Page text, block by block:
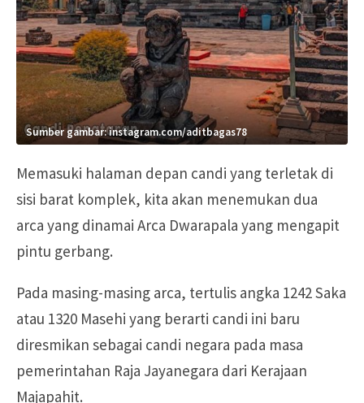
Sumber gambar: instagram.com/aditbagas78
Memasuki halaman depan candi yang terletak di
sisi barat komplek, kita akan menemukan dua
arca yang dinamai Arca Dwarapala yang mengapit
pintu gerbang.
Pada masing-masing arca, tertulis angka 1242 Saka
atau 1320 Masehi yang berarti candi ini baru
diresmikan sebagai candi negara pada masa
pemerintahan Raja Jayanegara dari Kerajaan
Majapahit.